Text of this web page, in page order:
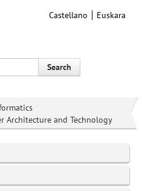
Castellano Euskara
Search
Architecture and Technology